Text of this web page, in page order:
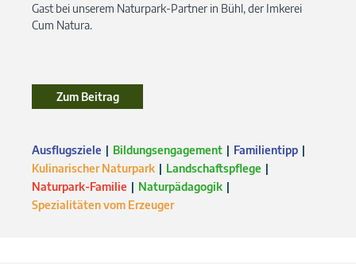
Gast bei unserem Naturpark-Partner in Bühl, der Imkerei
Cum Natura.
Zum Beitrag
Ausflugsziele Bildungsengagement
Familientipp
Kulinarischer Naturpark
Landschaftspflege
Naturpark-Familie
Naturpädagogik
Spezialitäten vom Erzeuger